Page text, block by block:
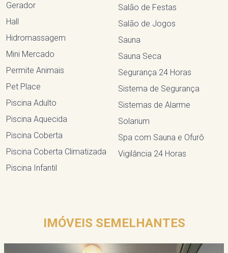
Gerador
Hall
Hidromassagem
Mini Mercado
Permite Animais
Pet Place
Piscina Adulto
Piscina Aquecida
Piscina Coberta
Piscina Coberta Climatizada
Piscina Infantil
Salão de Festas
Salão de Jogos
Sauna
Sauna Seca
Segurança 24 Horas
Sistema de Segurança
Sistemas de Alarme
Solarium
Spa com Sauna e Ofurô
Vigilância 24 Horas
IMÓVEIS SEMELHANTES